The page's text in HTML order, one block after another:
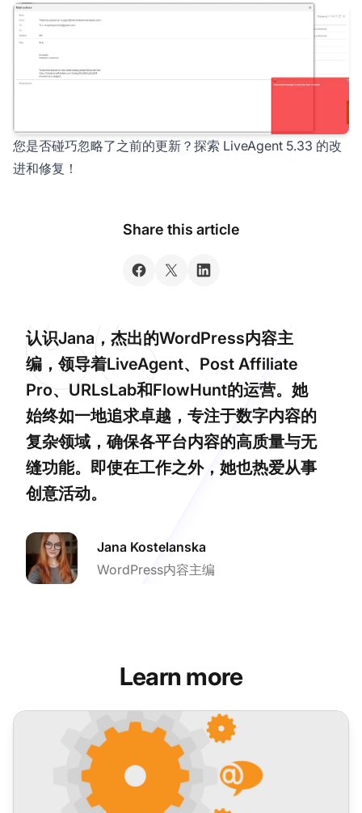
您是否碰巧忽略了之前的更新？探索 LiveAgent 5.33 的改
进和修复！
Share this article
认识Jana，杰出的WordPress内容主
编，领导着LiveAgent、Post Affiliate
Pro、URLsLab和FlowHunt的运营。她
始终如一地追求卓越，专注于数字内容的
复杂领域，确保各平台内容的高质量与无
缝功能。即使在工作之外，她也热爱从事
创意活动。
Jana Kostelanska
WordPress内容主编
Learn more
LiveAgent 5.33 – 重要的UI改进和新修复